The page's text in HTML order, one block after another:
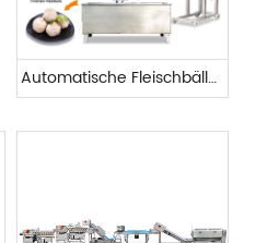
Automatische Fleischbällchen-Produktionslinie